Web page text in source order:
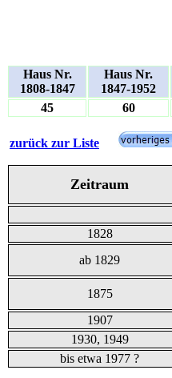
Haus Nr.
1808-1847
Haus Nr.
1847-1952
45
60
zurück zur Liste
Zeitraum
1828
ab 1829
1875
1907
1930, 1949
bis etwa 1977 ?